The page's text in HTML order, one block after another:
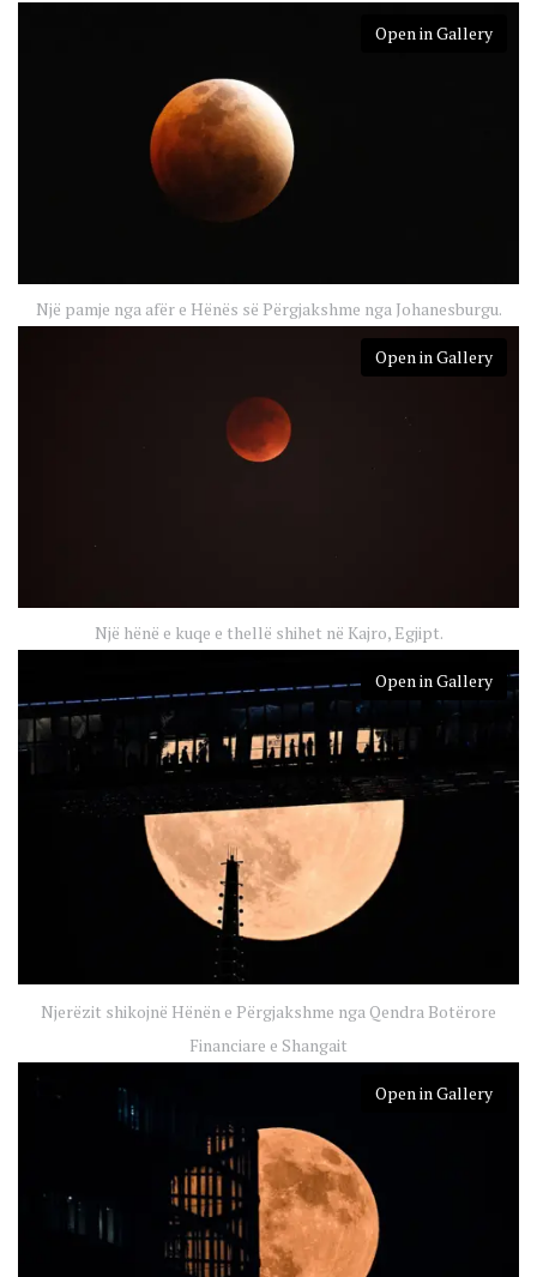
Open in Gallery
Një pamje nga afër e Hënës së Përgjakshme nga Johanesburgu.
Open in Gallery
Një hënë e kuqe e thellë shihet në Kajro, Egjipt.
Open in Gallery
Njerëzit shikojnë Hënën e Përgjakshme nga Qendra Botërore
Financiare e Shangait
Open in Gallery